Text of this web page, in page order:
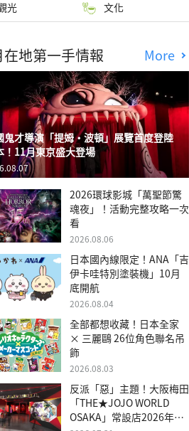
光 文化
地第一手情報 More
鬼才導演「提姆・波頓」展覽首度登陸
！11月東京盛大登場
2026環球影城「萬聖節驚
魂夜」！活動完整攻略一次
看
2026.08.06
日本國內線限定！ANA「吉
伊卡哇特別塗裝機」10月
底開航
2026.08.04
全部都想收藏！日本全家
× 三麗鷗 26位角色聯名吊
飾
2026.08.03
反派「惡」主題！大阪梅田
「THE★JOJO WORLD
OSAKA」常設店2026年冬